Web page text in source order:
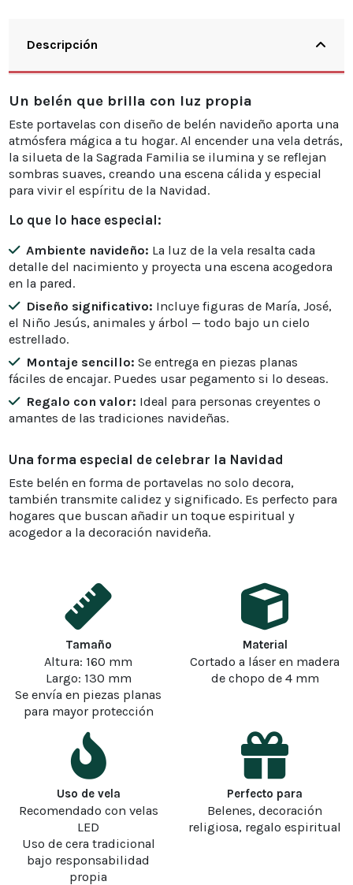
Descripción
Un belén que brilla con luz propia
Este portavelas con diseño de belén navideño aporta una
atmósfera mágica a tu hogar. Al encender una vela detrás,
la silueta de la Sagrada Familia se ilumina y se reflejan
sombras suaves, creando una escena cálida y especial
para vivir el espíritu de la Navidad.
Lo que lo hace especial:
Ambiente navideño: La luz de la vela resalta cada
detalle del nacimiento y proyecta una escena acogedora
en la pared.
Diseño significativo: Incluye figuras de María, José,
el Niño Jesús, animales y árbol — todo bajo un cielo
estrellado.
Montaje sencillo: Se entrega en piezas planas
fáciles de encajar. Puedes usar pegamento si lo deseas.
Regalo con valor: Ideal para personas creyentes o
amantes de las tradiciones navideñas.
Una forma especial de celebrar la Navidad
Este belén en forma de portavelas no solo decora,
también transmite calidez y significado. Es perfecto para
hogares que buscan añadir un toque espiritual y
acogedor a la decoración navideña.
Tamaño
Altura: 160 mm
Largo: 130 mm
Se envía en piezas planas
para mayor protección
Material
Cortado a láser en madera
de chopo de 4 mm
Uso de vela
Recomendado con velas
LED
Uso de cera tradicional
bajo responsabilidad
propia
Perfecto para
Belenes, decoración
religiosa, regalo espiritual